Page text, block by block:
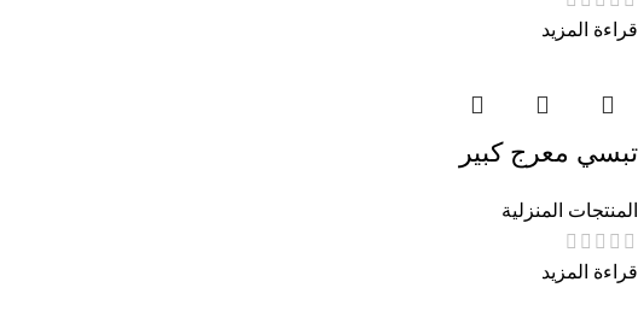
قراءة المزيد
تبسي معرج كبير
المنتجات المنزلية
قراءة المزيد